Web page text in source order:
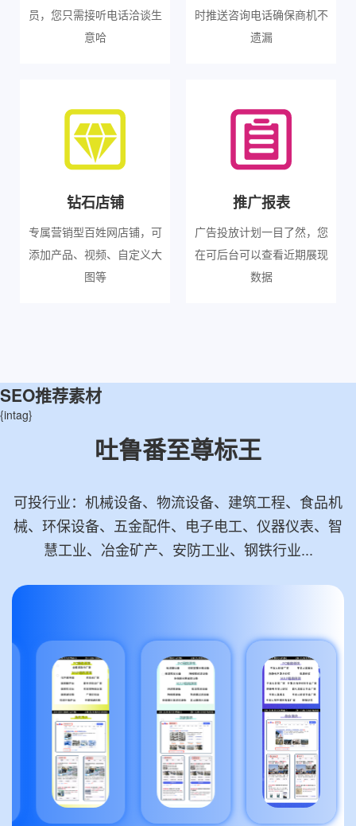
员，您只需接听电话洽谈生
意哈
时推送咨询电话确保商机不
遗漏
钻石店铺
专属营销型百姓网店铺，可
添加产品、视频、自定义大
图等
推广报表
广告投放计划一目了然，您
在可后台可以查看近期展现
数据
SEO推荐素材
{intag}
吐鲁番至尊标王
可投行业：机械设备、物流设备、建筑工程、食品机
械、环保设备、五金配件、电子电工、仪器仪表、智
慧工业、冶金矿产、安防工业、钢铁行业...